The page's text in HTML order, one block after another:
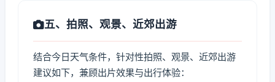
五、拍照、观景、近郊出游
结合今日天气条件，针对性拍照、观景、近郊出游
建议如下，兼顾出片效果与出行体验：